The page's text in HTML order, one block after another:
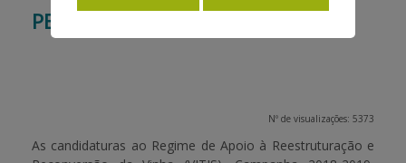
INFORMAÇÕES
PERÍODO DE CANDIDATURAS
Nº de visualizações: 5373
As candidaturas ao Regime de Apoio à Reestruturação e